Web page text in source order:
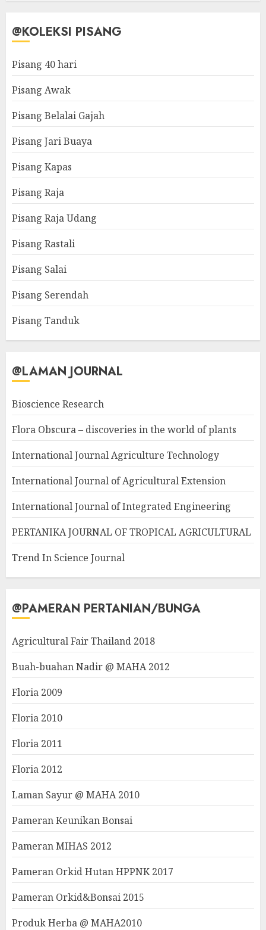
@KOLEKSI PISANG
Pisang 40 hari
Pisang Awak
Pisang Belalai Gajah
Pisang Jari Buaya
Pisang Kapas
Pisang Raja
Pisang Raja Udang
Pisang Rastali
Pisang Salai
Pisang Serendah
Pisang Tanduk
@LAMAN JOURNAL
Bioscience Research
Flora Obscura – discoveries in the world of plants
International Journal Agriculture Technology
International Journal of Agricultural Extension
International Journal of Integrated Engineering
PERTANIKA JOURNAL OF TROPICAL AGRICULTURAL
Trend In Science Journal
@PAMERAN PERTANIAN/BUNGA
Agricultural Fair Thailand 2018
Buah-buahan Nadir @ MAHA 2012
Floria 2009
Floria 2010
Floria 2011
Floria 2012
Laman Sayur @ MAHA 2010
Pameran Keunikan Bonsai
Pameran MIHAS 2012
Pameran Orkid Hutan HPPNK 2017
Pameran Orkid&Bonsai 2015
Produk Herba @ MAHA2010